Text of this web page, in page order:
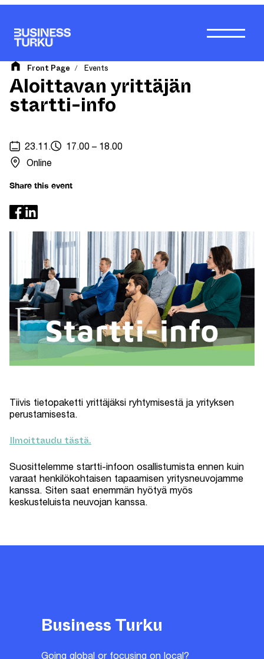
content
Front Page / Events
Aloittavan yrittäjän
startti-info
23.11.
17.00 – 18.00
Online
Share this event
Tiivis tietopaketti yrittäjäksi ryhtymisestä ja yrityksen
perustamisesta.
Ilmoittaudu tästä.
Suosittelemme startti-infoon osallistumista ennen kuin
varaat henkilökohtaisen tapaamisen yritysneuvojamme
kanssa. Siten saat enemmän hyötyä myös
keskusteluista neuvojan kanssa.
Business Turku
Going global or focusing on local?